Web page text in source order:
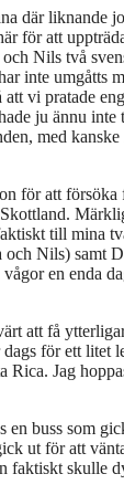
där liknande
för att
Nils två
inte umgåtts
vi pratade
ju ännu
med
för att
till mina
Nils) samt
en enda
att få
för ett litet
Jag
buss som
ut för att
faktiskt skulle